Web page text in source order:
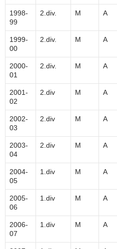
1998-
99
2.div. M A
1999-
00
2.div. M A
2000-
01
2.div. M A
2001-
02
2.div M A
2002-
03
2.div M A
2003-
04
2.div M A
2004-
05
1.div M A
2005-
06
1.div M A
2006-
07
1.div M A